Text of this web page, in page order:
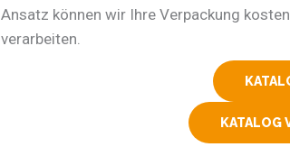
Ansatz können wir Ihre Verpackung
verarbeiten.
KATALOG